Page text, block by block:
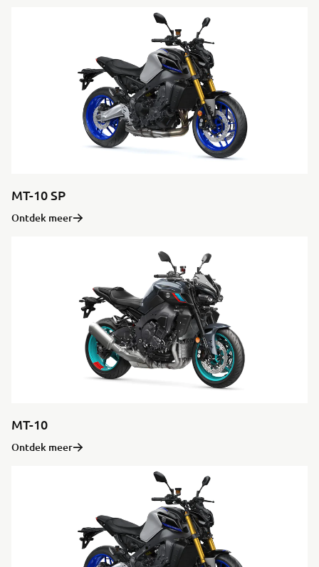
MT-10 SP
Ontdek meer
MT-10
Ontdek meer